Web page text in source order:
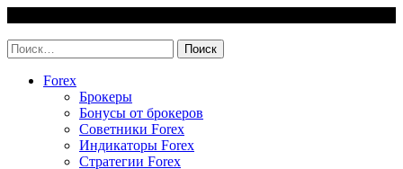
content
Найти:
Forex
Брокеры
Бонусы от брокеров
Советники Forex
Индикаторы Forex
Стратегии Forex